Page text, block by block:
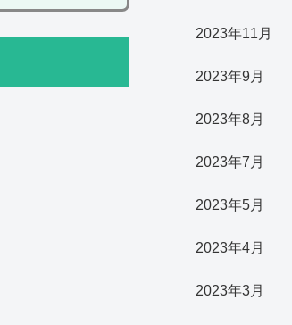
2023年11月
2023年9月
2023年8月
2023年7月
2023年5月
2023年4月
2023年3月